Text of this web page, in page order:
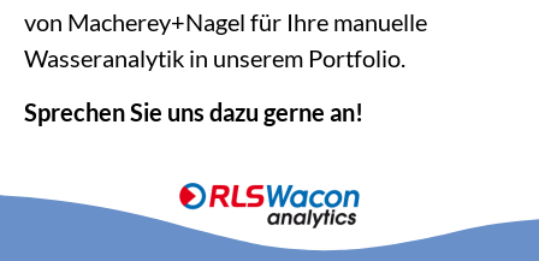
von Macherey+Nagel für Ihre manuelle
Wasseranalytik in unserem Portfolio.
Sprechen Sie uns dazu gerne an!